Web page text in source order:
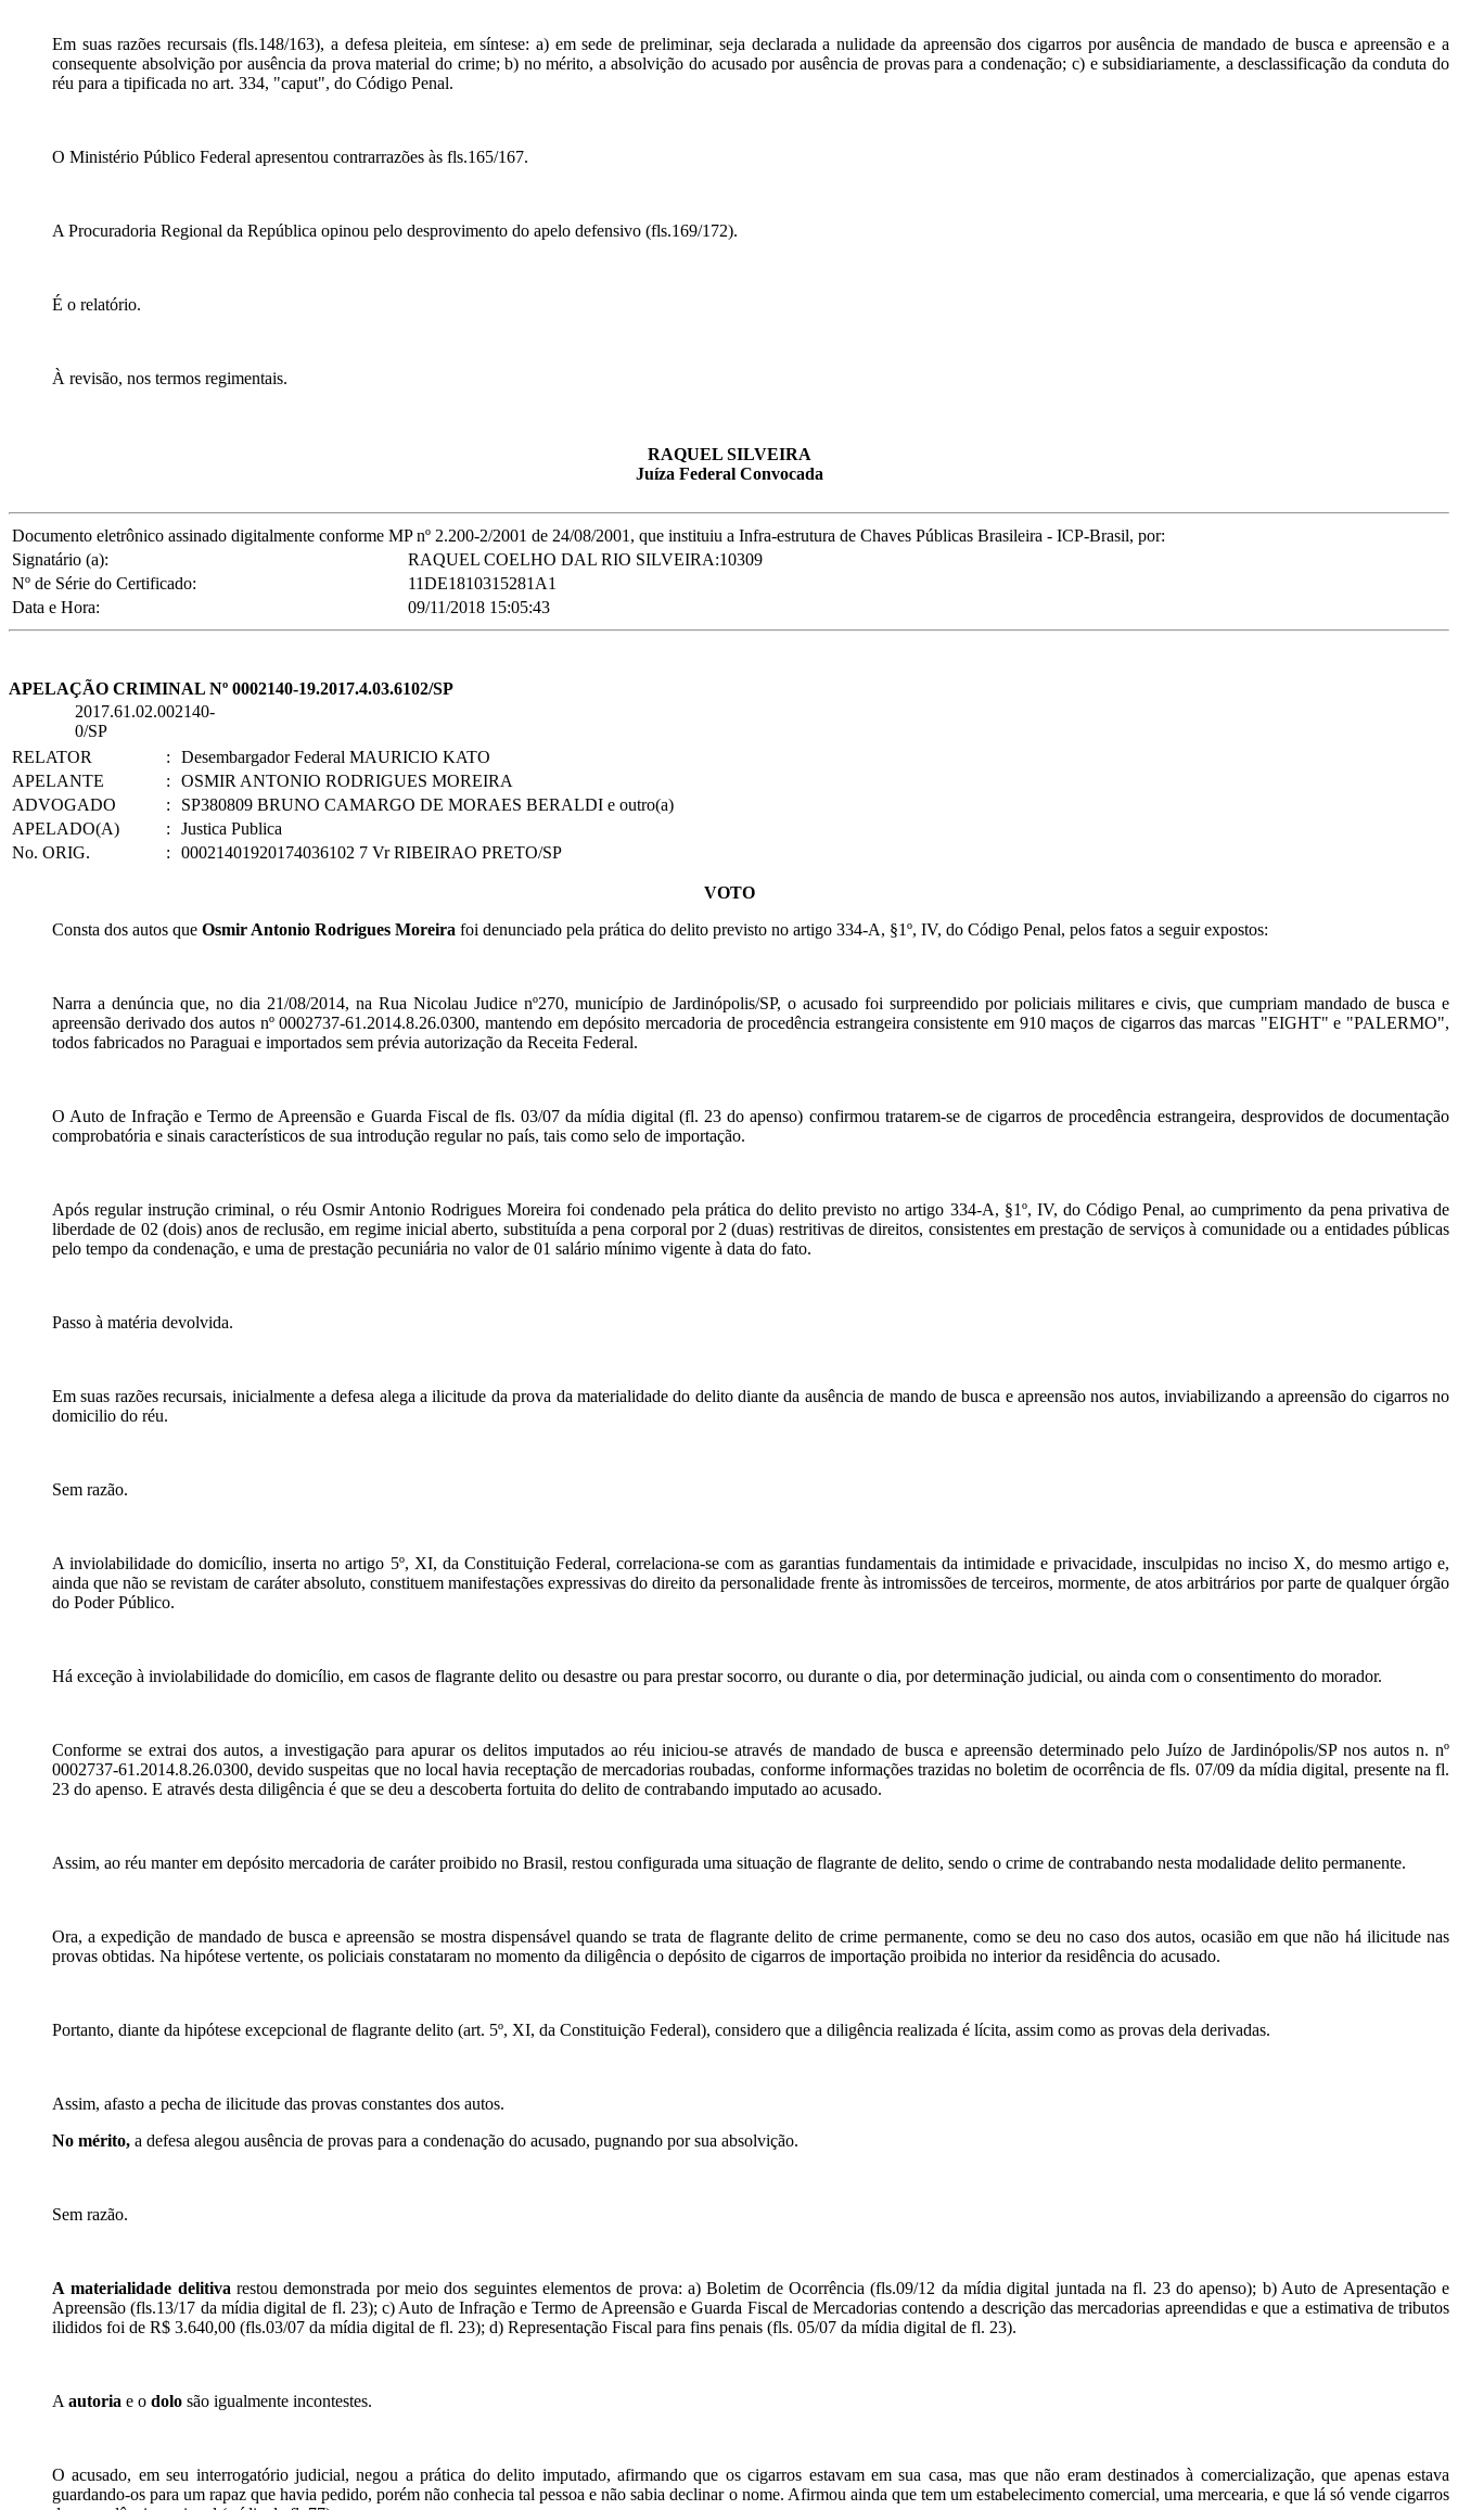
Em suas razões recursais (fls.148/163), a defesa pleiteia, em síntese: a) em sede de preliminar, seja declarada a nulidade da apreensão dos cigarros por ausência de mandado de busca e apreensão e a
consequente absolvição por ausência da prova material do crime; b) no mérito, a absolvição do acusado por ausência de provas para a condenação; c) e subsidiariamente, a desclassificação da conduta do
réu para a tipificada no art. 334, "caput", do Código Penal.
O Ministério Público Federal apresentou contrarrazões às fls.165/167.
A Procuradoria Regional da República opinou pelo desprovimento do apelo defensivo (fls.169/172).
É o relatório.
À revisão, nos termos regimentais.
RAQUEL SILVEIRA
Juíza Federal Convocada
Documento eletrônico assinado digitalmente conforme MP nº 2.200-2/2001 de 24/08/2001, que instituiu a Infra-estrutura de Chaves Públicas Brasileira - ICP-Brasil, por:
Signatário (a):
RAQUEL COELHO DAL RIO SILVEIRA:10309
Nº de Série do Certificado:
11DE1810315281A1
Data e Hora:
09/11/2018 15:05:43
APELAÇÃO CRIMINAL Nº 0002140-19.2017.4.03.6102/SP
2017.61.02.002140-
0/SP
RELATOR
:
Desembargador Federal MAURICIO KATO
APELANTE
:
OSMIR ANTONIO RODRIGUES MOREIRA
ADVOGADO
:
SP380809 BRUNO CAMARGO DE MORAES BERALDI e outro(a)
APELADO(A)
:
Justica Publica
No. ORIG.
: 00021401920174036102 7 Vr RIBEIRAO PRETO/SP
VOTO
Consta dos autos que Osmir Antonio Rodrigues Moreira foi denunciado pela prática do delito previsto no artigo 334-A, §1º, IV, do Código Penal, pelos fatos a seguir expostos:
Narra a denúncia que, no dia 21/08/2014, na Rua Nicolau Judice nº270, município de Jardinópolis/SP, o acusado foi surpreendido por policiais militares e civis, que cumpriam mandado de busca e
apreensão derivado dos autos nº 0002737-61.2014.8.26.0300, mantendo em depósito mercadoria de procedência estrangeira consistente em 910 maços de cigarros das marcas "EIGHT" e "PALERMO",
todos fabricados no Paraguai e importados sem prévia autorização da Receita Federal.
O Auto de Infração e Termo de Apreensão e Guarda Fiscal de fls. 03/07 da mídia digital (fl. 23 do apenso) confirmou tratarem-se de cigarros de procedência estrangeira, desprovidos de documentação
comprobatória e sinais característicos de sua introdução regular no país, tais como selo de importação.
Após regular instrução criminal, o réu Osmir Antonio Rodrigues Moreira foi condenado pela prática do delito previsto no artigo 334-A, §1º, IV, do Código Penal, ao cumprimento da pena privativa de
liberdade de 02 (dois) anos de reclusão, em regime inicial aberto, substituída a pena corporal por 2 (duas) restritivas de direitos, consistentes em prestação de serviços à comunidade ou a entidades públicas
pelo tempo da condenação, e uma de prestação pecuniária no valor de 01 salário mínimo vigente à data do fato.
Passo à matéria devolvida.
Em suas razões recursais, inicialmente a defesa alega a ilicitude da prova da materialidade do delito diante da ausência de mando de busca e apreensão nos autos, inviabilizando a apreensão do cigarros no
domicilio do réu.
Sem razão.
A inviolabilidade do domicílio, inserta no artigo 5º, XI, da Constituição Federal, correlaciona-se com as garantias fundamentais da intimidade e privacidade, insculpidas no inciso X, do mesmo artigo e,
ainda que não se revistam de caráter absoluto, constituem manifestações expressivas do direito da personalidade frente às intromissões de terceiros, mormente, de atos arbitrários por parte de qualquer órgão
do Poder Público.
Há exceção à inviolabilidade do domicílio, em casos de flagrante delito ou desastre ou para prestar socorro, ou durante o dia, por determinação judicial, ou ainda com o consentimento do morador.
Conforme se extrai dos autos, a investigação para apurar os delitos imputados ao réu iniciou-se através de mandado de busca e apreensão determinado pelo Juízo de Jardinópolis/SP nos autos n. nº
0002737-61.2014.8.26.0300, devido suspeitas que no local havia receptação de mercadorias roubadas, conforme informações trazidas no boletim de ocorrência de fls. 07/09 da mídia digital, presente na fl.
23 do apenso. E através desta diligência é que se deu a descoberta fortuita do delito de contrabando imputado ao acusado.
Assim, ao réu manter em depósito mercadoria de caráter proibido no Brasil, restou configurada uma situação de flagrante de delito, sendo o crime de contrabando nesta modalidade delito permanente.
Ora, a expedição de mandado de busca e apreensão se mostra dispensável quando se trata de flagrante delito de crime permanente, como se deu no caso dos autos, ocasião em que não há ilicitude nas
provas obtidas. Na hipótese vertente, os policiais constataram no momento da diligência o depósito de cigarros de importação proibida no interior da residência do acusado.
Portanto, diante da hipótese excepcional de flagrante delito (art. 5º, XI, da Constituição Federal), considero que a diligência realizada é lícita, assim como as provas dela derivadas.
Assim, afasto a pecha de ilicitude das provas constantes dos autos.
No mérito, a defesa alegou ausência de provas para a condenação do acusado, pugnando por sua absolvição.
Sem razão.
A materialidade delitiva restou demonstrada por meio dos seguintes elementos de prova: a) Boletim de Ocorrência (fls.09/12 da mídia digital juntada na fl. 23 do apenso); b) Auto de Apresentação e
Apreensão (fls.13/17 da mídia digital de fl. 23); c) Auto de Infração e Termo de Apreensão e Guarda Fiscal de Mercadorias contendo a descrição das mercadorias apreendidas e que a estimativa de tributos
ilididos foi de R$ 3.640,00 (fls.03/07 da mídia digital de fl. 23); d) Representação Fiscal para fins penais (fls. 05/07 da mídia digital de fl. 23).
A autoria e o dolo são igualmente incontestes.
O acusado, em seu interrogatório judicial, negou a prática do delito imputado, afirmando que os cigarros estavam em sua casa, mas que não eram destinados à comercialização, que apenas estava
guardando-os para um rapaz que havia pedido, porém não conhecia tal pessoa e não sabia declinar o nome. Afirmou ainda que tem um estabelecimento comercial, uma mercearia, e que lá só vende cigarros